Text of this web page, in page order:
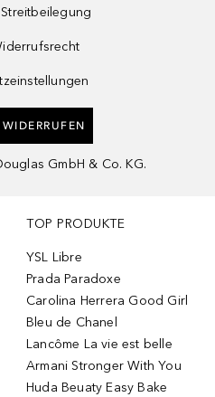
GmbH & Co. KG.
TOP PRODUKTE
YSL Libre
Prada Paradoxe
Carolina Herrera Good Girl
Bleu de Chanel
Lancôme La vie est belle
Armani Stronger With You
Huda Beuaty Easy Bake